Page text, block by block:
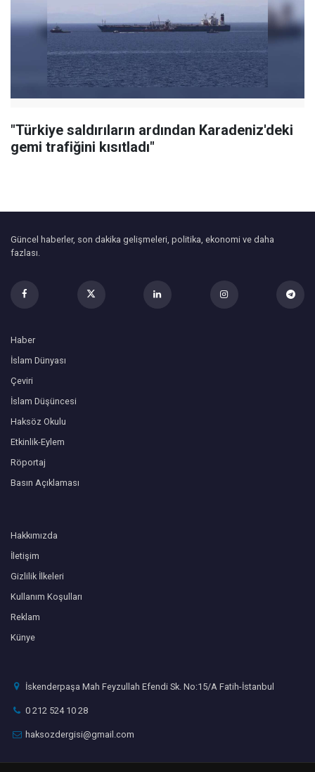
"Türkiye saldırıların ardından Karadeniz'deki
gemi trafiğini kısıtladı"
Güncel haberler, son dakika gelişmeleri, politika, ekonomi ve daha
fazlası.
Haber
İslam Dünyası
Çeviri
İslam Düşüncesi
Haksöz Okulu
Etkinlik-Eylem
Röportaj
Basın Açıklaması
Hakkımızda
İletişim
Gizlilik İlkeleri
Kullanım Koşulları
Reklam
Künye
İskenderpaşa Mah Feyzullah Efendi Sk. No:15/A Fatih-İstanbul
0 212 524 10 28
haksozdergisi@gmail.com